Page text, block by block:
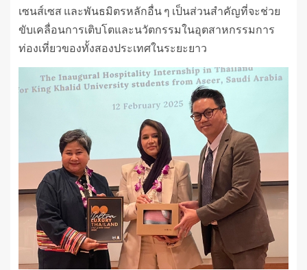
เซนส์เซส และพันธมิตรหลักอื่น ๆ เป็นส่วนสำคัญที่จะช่วย
ขับเคลื่อนการเติบโตและนวัตกรรมในอุตสาหกรรมการ
ท่องเที่ยวของทั้งสองประเทศในระยะยาว